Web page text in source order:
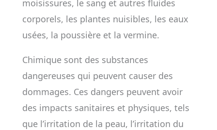
moisissures, le sang et autres fluides
corporels, les plantes nuisibles, les eaux
usées, la poussière et la vermine.
Chimique sont des substances
dangereuses qui peuvent causer des
dommages. Ces dangers peuvent avoir
des impacts sanitaires et physiques, tels
que l’irritation de la peau, l’irritation du